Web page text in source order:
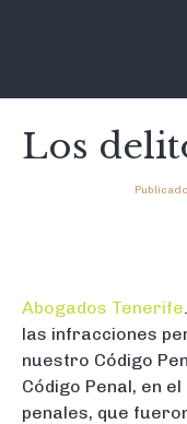
Los
Abogados Tenerife
las infracciones
nuestro Código
Código Penal, en
penales, que